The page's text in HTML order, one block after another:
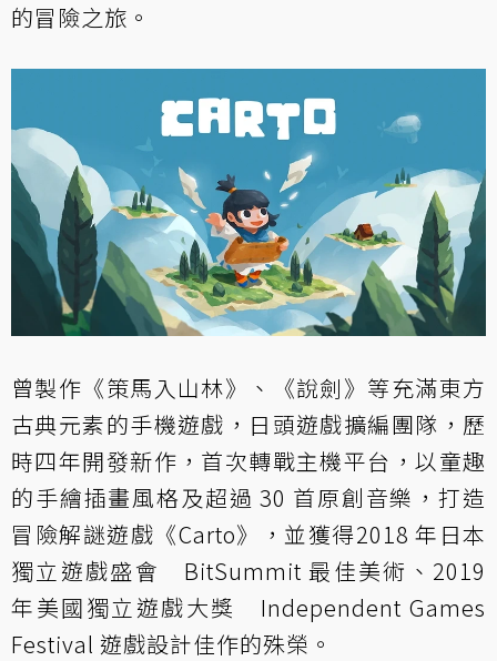
的冒險之旅。
曾製作《策馬入山林》、《說劍》等充滿東方
古典元素的手機遊戲，日頭遊戲擴編團隊，歷
時四年開發新作，首次轉戰主機平台，以童趣
的手繪插畫風格及超過 30 首原創音樂，打造
冒險解謎遊戲《Carto》，並獲得2018 年日本
獨立遊戲盛會 BitSummit 最佳美術、2019
年美國獨立遊戲大獎 Independent Games
Festival 遊戲設計佳作的殊榮。